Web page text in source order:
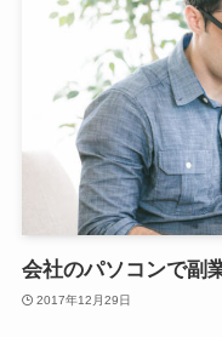
会社のPCに副業の
WorkSpaces を活用
2017年12月31日